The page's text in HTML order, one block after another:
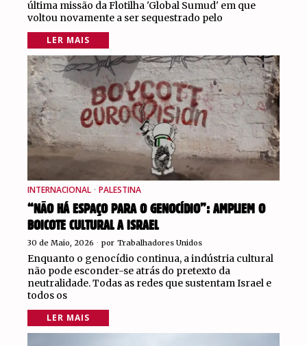
última missão da Flotilha 'Global Sumud' em que
voltou novamente a ser sequestrado pelo
LER MAIS
INTERNACIONAL · PALESTINA
“NÃO HÁ ESPAÇO PARA O GENOCÍDIO”: AMPLIEM O
BOICOTE CULTURAL A ISRAEL
30 de Maio, 2026 por Trabalhadores Unidos
Enquanto o genocídio continua, a indústria cultural
não pode esconder-se atrás do pretexto da
neutralidade. Todas as redes que sustentam Israel e
todos os
LER MAIS